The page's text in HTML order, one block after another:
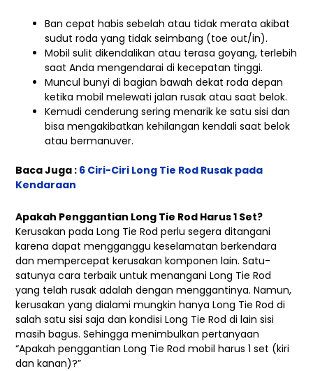
Ban cepat habis sebelah atau tidak merata akibat
sudut roda yang tidak seimbang (toe out/in).
Mobil sulit dikendalikan atau terasa goyang, terlebih
saat Anda mengendarai di kecepatan tinggi.
Muncul bunyi di bagian bawah dekat roda depan
ketika mobil melewati jalan rusak atau saat belok.
Kemudi cenderung sering menarik ke satu sisi dan
bisa mengakibatkan kehilangan kendali saat belok
atau bermanuver.
Baca Juga : 6 Ciri-Ciri Long Tie Rod Rusak pada
Kendaraan
Apakah Penggantian Long Tie Rod Harus 1 Set?
Kerusakan pada Long Tie Rod perlu segera ditangani
karena dapat mengganggu keselamatan berkendara
dan mempercepat kerusakan komponen lain. Satu-
satunya cara terbaik untuk menangani Long Tie Rod
yang telah rusak adalah dengan menggantinya. Namun,
kerusakan yang dialami mungkin hanya Long Tie Rod di
salah satu sisi saja dan kondisi Long Tie Rod di lain sisi
masih bagus. Sehingga menimbulkan pertanyaan
“Apakah penggantian Long Tie Rod mobil harus 1 set (kiri
dan kanan)?”